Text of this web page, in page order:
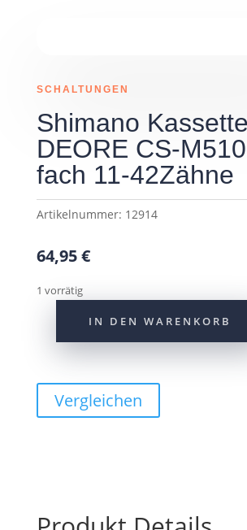
SCHALTUNGEN
Shimano Kassette
DEORE CS-
fach 11-42Zähne
Artikelnummer: 12914
64,95€
1 vorrätig
CS-
M5100
IN DEN WARENKORB
Vergleichen